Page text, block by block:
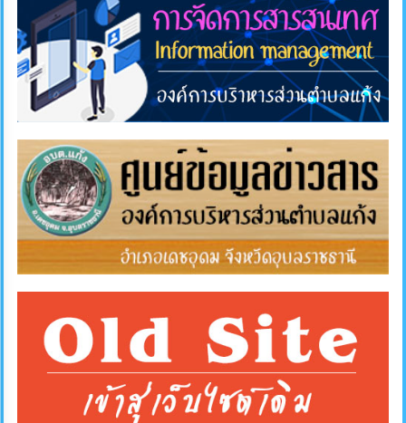
ส่ง
เสริม
ความ
โปร่งใส
การ
จัด
ซื้อ
จัด
เงิน
การ